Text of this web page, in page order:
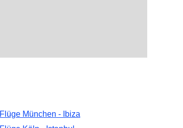
Flüge München - Ibiza